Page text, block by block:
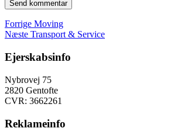
Indlægsnavigation
Forrige Forrige
indlæg:
Moving
Næste Næste
Transport & Service
Ejerskabsinfo
Nybrovej 75
2820 Gentofte
CVR: 3662261
Reklameinfo